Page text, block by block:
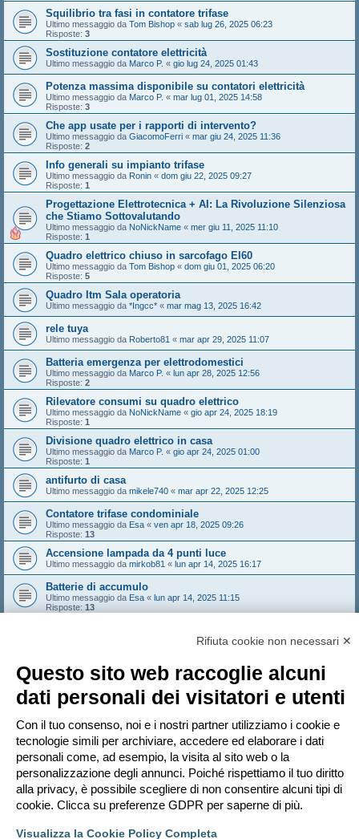
Squilibrio tra fasi in contatore trifase
Ultimo messaggio da Tom Bishop « sab lug 26, 2025 06:23
Risposte: 3
Sostituzione contatore elettricità
Ultimo messaggio da Marco P. « gio lug 24, 2025 01:43
Potenza massima disponibile su contatori elettricità
Ultimo messaggio da Marco P. « mar lug 01, 2025 14:58
Risposte: 3
Che app usate per i rapporti di intervento?
Ultimo messaggio da GiacomoFerri « mar giu 24, 2025 11:36
Risposte: 2
Info generali su impianto trifase
Ultimo messaggio da Ronin « dom giu 22, 2025 09:27
Risposte: 1
Progettazione Elettrotecnica + AI: La Rivoluzione Silenziosa
che Stiamo Sottovalutando
Ultimo messaggio da NoNickName « mer giu 11, 2025 11:10
Risposte: 1
Quadro elettrico chiuso in sarcofago EI60
Ultimo messaggio da Tom Bishop « dom giu 01, 2025 06:20
Risposte: 5
Quadro Itm Sala operatoria
Ultimo messaggio da *Ingcc* « mar mag 13, 2025 16:42
rele tuya
Ultimo messaggio da Roberto81 « mar apr 29, 2025 11:07
Batteria emergenza per elettrodomestici
Ultimo messaggio da Marco P. « lun apr 28, 2025 12:56
Risposte: 2
Rilevatore consumi su quadro elettrico
Ultimo messaggio da NoNickName « gio apr 24, 2025 18:19
Risposte: 1
Divisione quadro elettrico in casa
Ultimo messaggio da Marco P. « gio apr 24, 2025 01:00
Risposte: 1
antifurto di casa
Ultimo messaggio da mikele740 « mar apr 22, 2025 12:25
Contatore trifase condominiale
Ultimo messaggio da Esa « ven apr 18, 2025 09:26
Risposte: 13
Accensione lampada da 4 punti luce
Ultimo messaggio da mirkob81 « lun apr 14, 2025 16:17
Batterie di accumulo
Ultimo messaggio da Esa « lun apr 14, 2025 11:15
Risposte: 13
sab apr 12, 2025 10:46
Nuovo argomento
121 argomenti 1 2 3 Prossimo
Vai a
PERMESSI FORUM
Non puoiaprire nuovi argomenti
Non puoirispondere negli argomenti
Non puoi
modificare i tuoi messaggi
Non puoicancellare i tuoi messaggi
Rifiuta cookie non necessari ✕
Questo sito web raccoglie alcuni
dati personali dei visitatori e utenti
Con il tuo consenso, noi e i nostri partner utilizziamo i cookie e
tecnologie simili per archiviare, accedere ed elaborare i dati
personali come, ad esempio, la visita al sito web o la
personalizzazione degli annunci. Poiché rispettiamo il tuo diritto
alla privacy, è possibile scegliere di non consentire alcuni tipi di
cookie. Clicca su preferenze GDPR per saperne di più.
Visualizza la Cookie Policy Completa